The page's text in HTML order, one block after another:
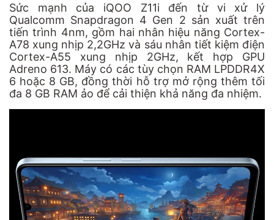
Sức mạnh của iQOO Z11i đến từ vi xử lý
Qualcomm Snapdragon 4 Gen 2 sản xuất trên
tiến trình 4nm, gồm hai nhân hiệu năng Cortex-
A78 xung nhịp 2,2GHz và sáu nhân tiết kiệm điện
Cortex-A55 xung nhịp 2GHz, kết hợp GPU
Adreno 613. Máy có các tùy chọn RAM LPDDR4X
6 hoặc 8 GB, đồng thời hỗ trợ mở rộng thêm tối
đa 8 GB RAM ảo để cải thiện khả năng đa nhiệm.